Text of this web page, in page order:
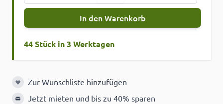
In den Warenkorb
44 Stück in 3 Werktagen
Zur Wunschliste hinzufügen
Zur Wunschliste hinzufügen
Jetzt mieten und bis zu 40% sparen